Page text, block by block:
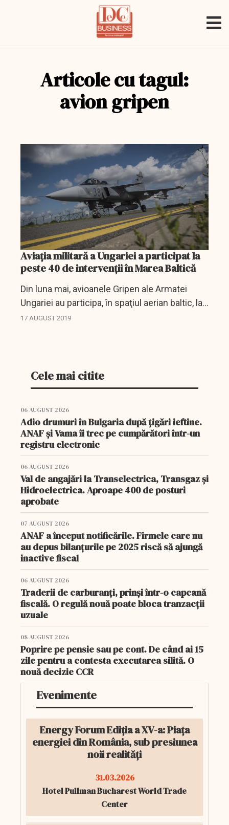
Articole cu tagul:
avion gripen
Aviația militară a Ungariei a participat la
peste 40 de intervenții în Marea Baltică
Din luna mai, avioanele Gripen ale Armatei
Ungariei au participa, în spaţiul aerian baltic, la
peste 40 de alerte severe - a transmis Csaba
17 AUGUST 2019
Cele mai citite
06 AUGUST 2026
Adio drumuri în Bulgaria după țigări ieftine.
ANAF și Vama îi trec pe cumpărători într-un
registru electronic
06 AUGUST 2026
Val de angajări la Transelectrica, Transgaz și
Hidroelectrica. Aproape 400 de posturi
aprobate
07 AUGUST 2026
ANAF a început notificările. Firmele care nu
au depus bilanțurile pe 2025 riscă să ajungă
inactive fiscal
06 AUGUST 2026
Traderii de carburanți, prinși într-o capcană
fiscală. O regulă nouă poate bloca tranzacții
uzuale
08 AUGUST 2026
Poprire pe pensie sau pe cont. De când ai 15
zile pentru a contesta executarea silită. O
nouă decizie CCR
Evenimente
Energy Forum Ediția a XV-a: Piața
energiei din România, sub presiunea
noii realități
31.03.2026
Hotel Pullman Bucharest World Trade
Center